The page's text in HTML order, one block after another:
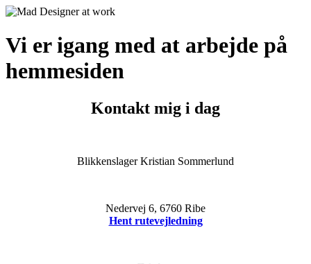
Vi er igang med at arbejde på
hemmesiden
Kontakt mig i dag
Blikkenslager Kristian Sommerlund
Nedervej 6, 6760 Ribe
Hent rutevejledning